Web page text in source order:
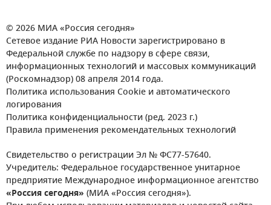
© 2026 МИА «Россия сегодня»
Сетевое издание РИА Новости зарегистрировано в
Федеральной службе по надзору в сфере связи,
информационных технологий и массовых коммуникаций
(Роскомнадзор) 08 апреля 2014 года.
Политика использования Cookie и автоматического
логирования
Политика конфиденциальности (ред. 2023 г.)
Правила применения рекомендательных технологий
Свидетельство о регистрации Эл № ФС77-57640.
Учредитель: Федеральное государственное унитарное
предприятие Международное информационное агентство
«Россия сегодня» (МИА «Россия сегодня»).